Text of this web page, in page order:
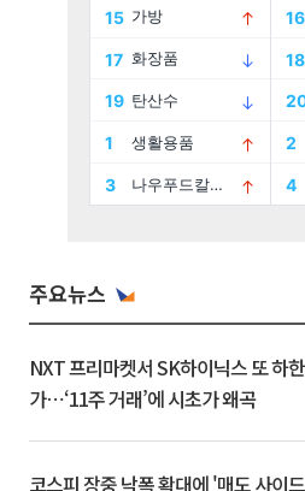
주요뉴스
NXT 프리마켓서 SK하이닉스 또 하한
가⋯‘11주 거래’에 시초가 왜곡
코스피 장중 낙폭 확대에 '매도 사이드